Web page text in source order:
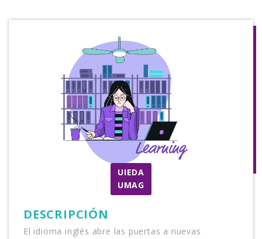
DESCRIPCIÓN
UIEDA
UMAG
el idioma inglés abre las puertas a nuevas